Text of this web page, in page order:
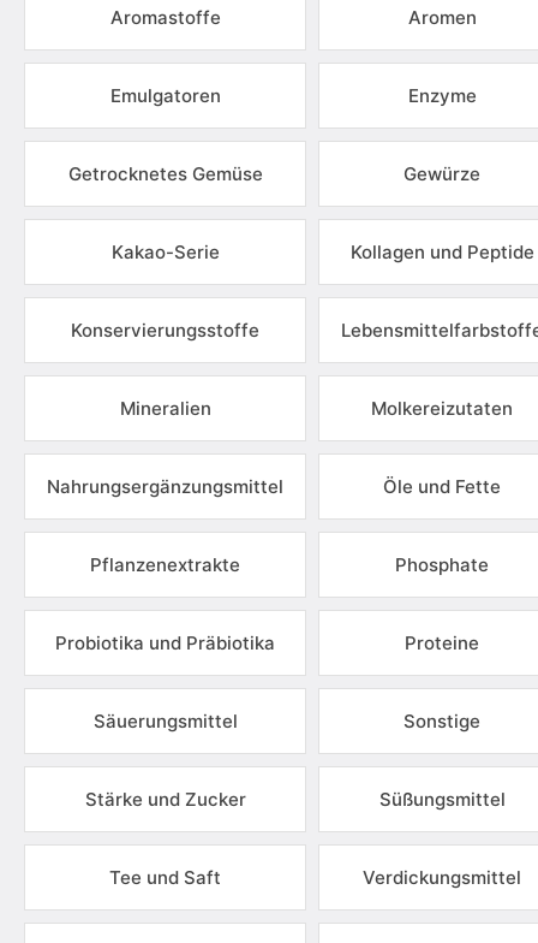
Aromastoffe Aromen
Emulgatoren Enzyme
Getrocknetes Gemüse Gewürze
Kakao-Serie Kollagen und Peptide
Konservierungsstoffe
Mineralien Molkereizutaten
Nahrungsergänzungsmittel Öle und Fette
Pflanzenextrakte Phosphate
Probiotika und Präbiotika Proteine
Säuerungsmittel Sonstige
Stärke und Zucker Süßungsmittel
Tee und Saft Verdickungsmittel